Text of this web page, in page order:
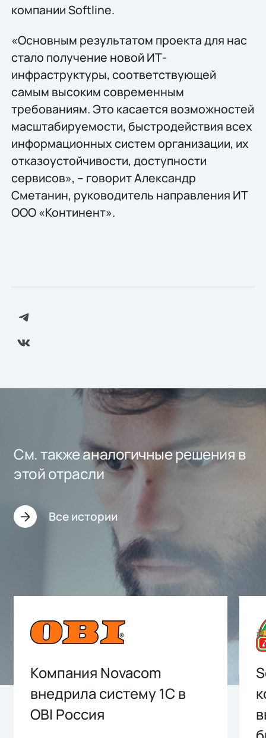
компании Softline.
«Основным результатом проекта для нас
стало получение новой ИТ-
инфраструктуры, соответствующей
самым высоким современным
требованиям. Это касается возможностей
масштабируемости, быстродействия всех
информационных систем организации, их
отказоустойчивости, доступности
сервисов», – говорит Александр
Сметанин, руководитель направления ИТ
ООО «Континент».
См. также аналогичные решения в
этой отрасли
Все истории
Компания Novacom
внедрила систему 1С в
OBI Россия